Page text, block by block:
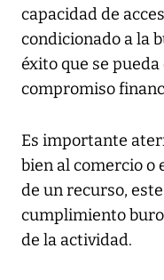
capacidad de
condicionado a la
éxito que se
compromiso
Es importante
bien al comercio o
de un recurso,
cumplimiento
de la actividad.